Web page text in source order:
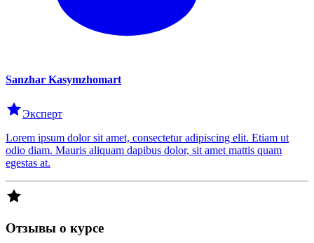
Sanzhar Kasymzhomart
Эксперт
Lorem ipsum dolor sit amet, consectetur adipiscing elit. Etiam ut
odio diam. Mauris aliquam dapibus dolor, sit amet mattis quam
egestas at.
Отзывы о курсе